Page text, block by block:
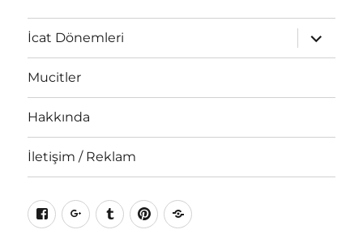
İcat Dönemleri
Alt
menüyü
genişlet
Mucitler
Hakkında
İletişim / Reklam
FacebookGoogle+TumblrPinterest
RSS